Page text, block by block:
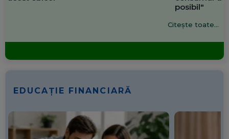
posibil"
Citește toate...
EDUCAȚIE FINANCIARĂ